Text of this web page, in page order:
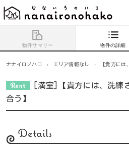
物件サマリー 物件の詳細
ナナイロノハコ › エリア情報なし › 【貴方には
[満室]【貴方には、洗練
合う】
Details